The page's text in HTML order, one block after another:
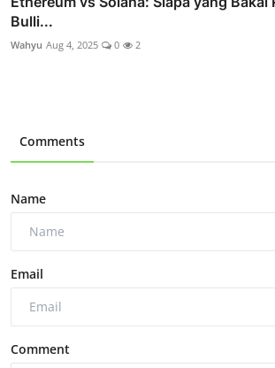
Bulli...
Wahyu Aug 4, 2025 0 2
Comments
Name
Email
Comment